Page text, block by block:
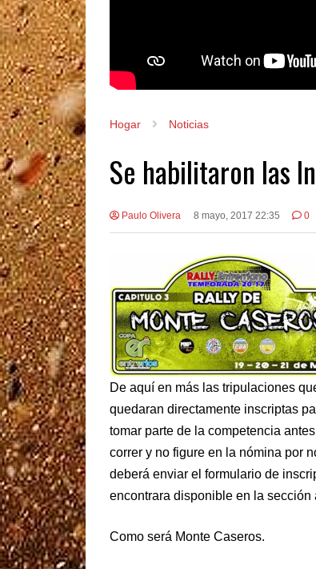
Hogar Noticias
Se habilitaron las
Paulo Olivera 8 mayo, 2017 22:35 0
De aquí en más las tripulaciones
quedaran directamente inscriptas
tomar parte de la competencia
correr y no figure en la nómina por
deberá enviar el formulario de
encontrara disponible en la
Como será Monte Caseros.